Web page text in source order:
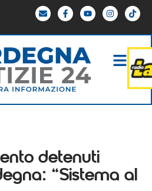
detenuti
“Sistema al